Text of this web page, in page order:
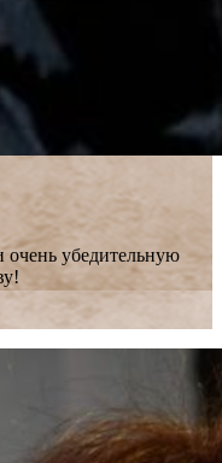
очень убедительную